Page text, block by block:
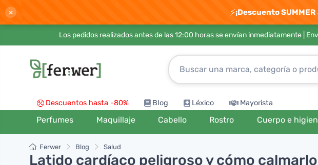
× ⚡¡Descuento
Los pedidos realizados antes de las 12:00 horas se envían inmediatamente |
Descuentos hasta -80% Blog Léxico Mayorista
Perfumes Maquillaje Cabello Rostro Cuerpo e
Ferwer Blog Salud
Latido cardíaco peligroso y cómo calmarlo